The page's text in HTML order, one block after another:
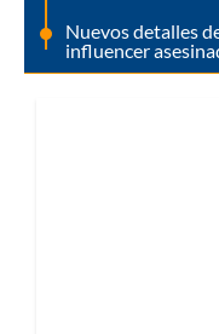
Nuevos detalles
influencer